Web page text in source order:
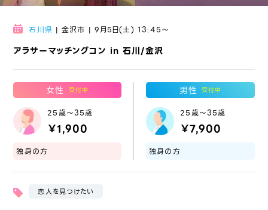
アラサーマッチングコン in 石川/金沢
石川県 | 金沢市 | 9月5日(土) 13:45〜
女性 受付中
25歳～35歳
￥1,900
独身の方
男性 受付中
25歳～35歳
￥7,900
独身の方
恋人を見つけたい